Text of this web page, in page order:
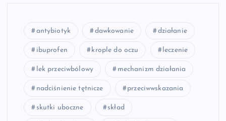
antybiotyk dawkowanie działanie
ibuprofen krople do oczu leczenie
lek przeciwbólowy mechanizm działania
nadciśnienie tętnicze przeciwwskazania
skutki uboczne skład